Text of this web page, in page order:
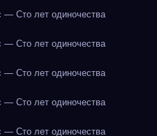
— Сто лет одиночества
— Сто лет одиночества
— Сто лет одиночества
— Сто лет одиночества
— Сто лет одиночества